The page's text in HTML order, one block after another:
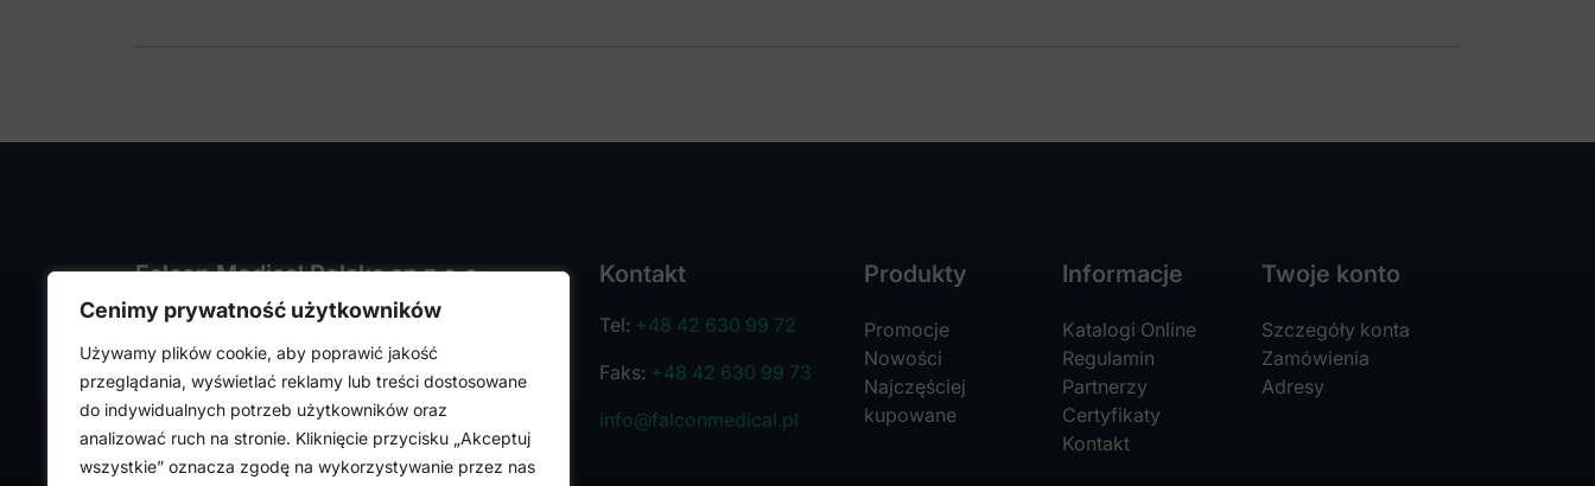
Cenimy prywatność użytkowników
Używamy plików cookie, aby poprawić jakość
przeglądania, wyświetlać reklamy lub treści dostosowane
do indywidualnych potrzeb użytkowników oraz
analizować ruch na stronie. Kliknięcie przycisku „Akceptuj
wszystkie” oznacza zgodę na wykorzystywanie przez nas
Falcon Medical Polska sp z o.o.
ul. Rajmunda Rembielińskiego 1/7
93-575 Łódź
NIP: PL7282324443
REGON: 472316619,
Nr KRS: 0000036918
Kontakt
Tel: +48 42 630 99 72
Faks: +48 42 630 99 73
info@falconmedical.pl
Produkty
Promocje
Nowości
Najczęściej
kupowane
Informacje
Katalogi Online
Regulamin
Partnerzy
Certyfikaty
Kontakt
Twoje konto
Szczegóły konta
Zamówienia
Adresy